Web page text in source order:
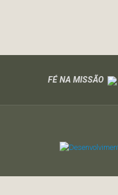
FÉ NA MISSÃO